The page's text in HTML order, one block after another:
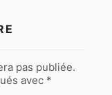
pas publiée.
avec *